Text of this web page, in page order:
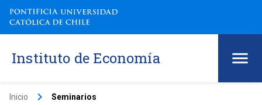
Instituto de Economía
Inicio keyboard_arrow_right Seminarios